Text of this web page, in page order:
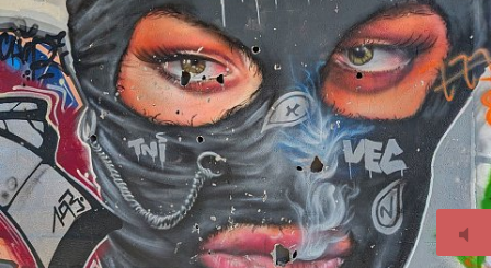
© 2026 www.florentgillet.fr